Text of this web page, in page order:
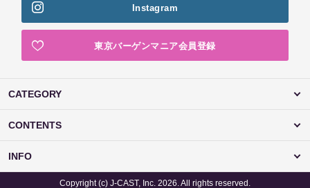
Instagram
東京バーゲンマニア会員登録
CATEGORY
CONTENTS
INFO
Copyright (c) J-CAST, Inc. 2026. All rights reserved.